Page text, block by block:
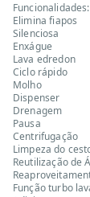
Funcionalidades:
Elimina fiapos
Silenciosa
Enxágue
Lava edredon
Ciclo rápido
Molho
Dispenser
Drenagem
Pausa
Centrifugação
Limpeza do
Reutilização de
Função turbo